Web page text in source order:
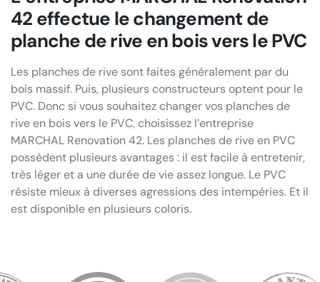
42 effectue le changement de
planche de rive en bois vers le PVC
Les planches de rive sont faites généralement par du
bois massif. Puis, plusieurs constructeurs optent pour le
PVC. Donc si vous souhaitez changer vos planches de
rive en bois vers le PVC, choisissez l’entreprise
MARCHAL Renovation 42. Les planches de rive en PVC
possèdent plusieurs avantages : il est facile à entretenir,
très léger et a une durée de vie assez longue. Le PVC
résiste mieux à diverses agressions des intempéries. Et il
est disponible en plusieurs coloris.